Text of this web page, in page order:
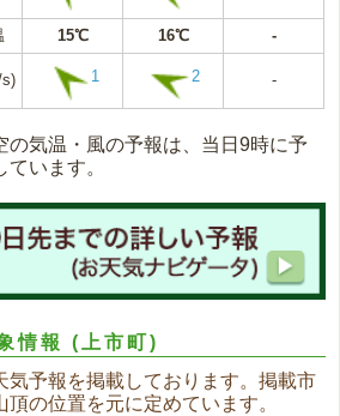
15℃ 16℃ -
1 2 -
の気温・風の予報は、当日9時に予
います。
情報(上市町)
気予報を掲載しております。掲載市
の位置を元に定めています。